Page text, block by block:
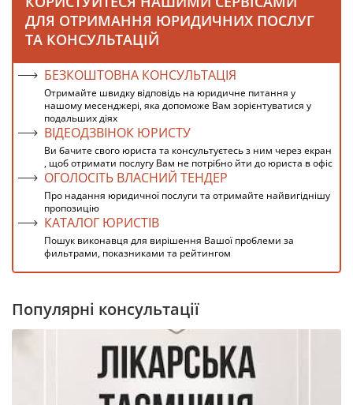
ДЛЯ ОТРИМАННЯ ЮРИДИЧНИХ ПОСЛУГ
ТА КОНСУЛЬТАЦІЙ
БЕЗКОШТОВНА КОНСУЛЬТАЦІЯ
Отримайте швидку відповідь на юридичне питання у
нашому месенджері, яка допоможе Вам зорієнтуватися у
подальших діях
ВІДЕОДЗВІНОК ЮРИСТУ
Ви бачите свого юриста та консультуєтесь з ним через екран
, щоб отримати послугу Вам не потрібно йти до юриста в офіс
ОГОЛОСІТЬ ВЛАСНИЙ ТЕНДЕР
Про надання юридичної послуги та отримайте найвигіднішу
пропозицію
КАТАЛОГ ЮРИСТІВ
Пошук виконавця для вирішення Вашої проблеми за
фильтрами, показниками та рейтингом
Популярні консультації